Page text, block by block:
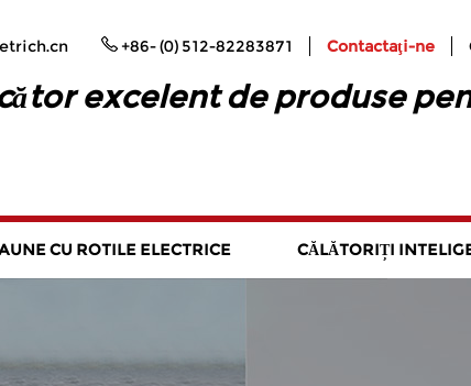
+86- (0) 512-82283871 Contactaţi-ne
excelent de produse
CU ROTILE ELECTRICE CĂLĂTORIȚI